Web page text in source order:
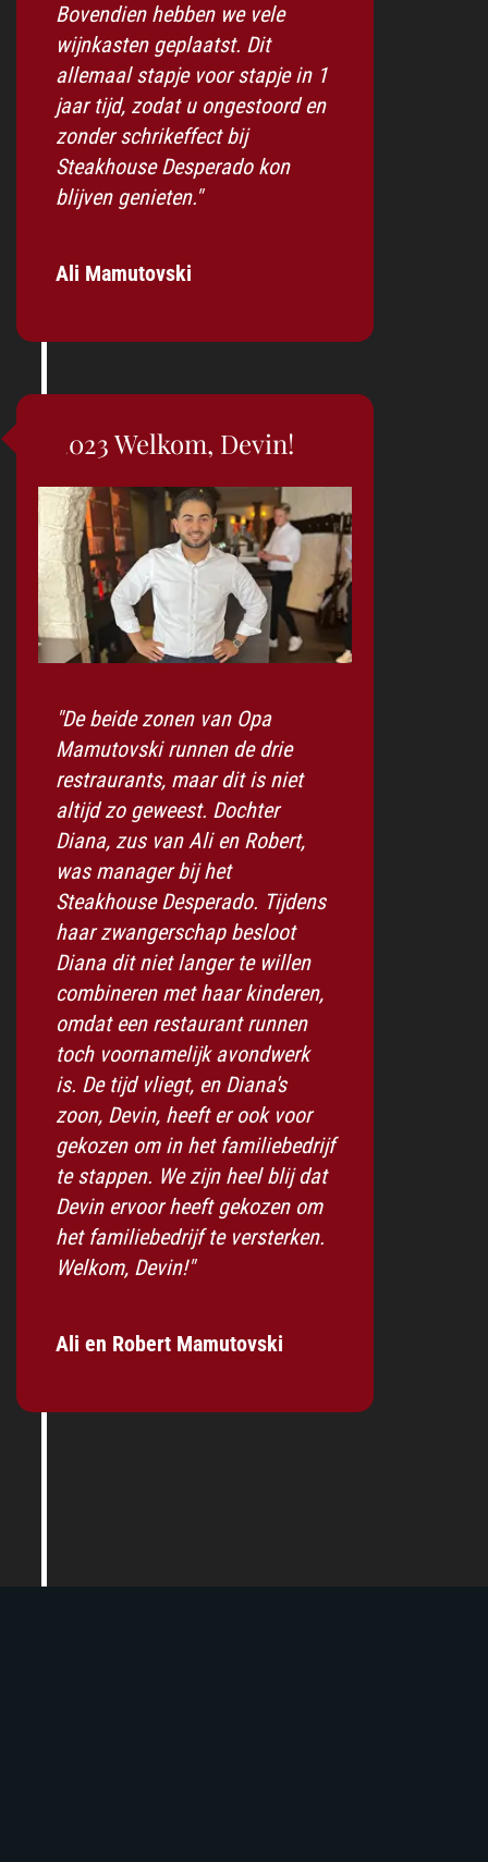
Bovendien hebben we vele
wijnkasten geplaatst. Dit
allemaal stapje voor stapje in 1
jaar tijd, zodat u ongestoord en
zonder schrikeffect bij
Steakhouse Desperado kon
blijven genieten."
Ali Mamutovski
2023 Welkom, Devin!
"De beide zonen van Opa
Mamutovski runnen de drie
restraurants, maar dit is niet
altijd zo geweest. Dochter
Diana, zus van Ali en Robert,
was manager bij het
Steakhouse Desperado. Tijdens
haar zwangerschap besloot
Diana dit niet langer te willen
combineren met haar kinderen,
omdat een restaurant runnen
toch voornamelijk avondwerk
is. De tijd vliegt, en Diana's
zoon, Devin, heeft er ook voor
gekozen om in het familiebedrijf
te stappen. We zijn heel blij dat
Devin ervoor heeft gekozen om
het familiebedrijf te versterken.
Welkom, Devin!"
Ali en Robert Mamutovski